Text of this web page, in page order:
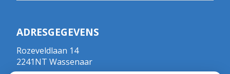
ADRESGEGEVENS
Rozeveldlaan 14
2241NT Wassenaar